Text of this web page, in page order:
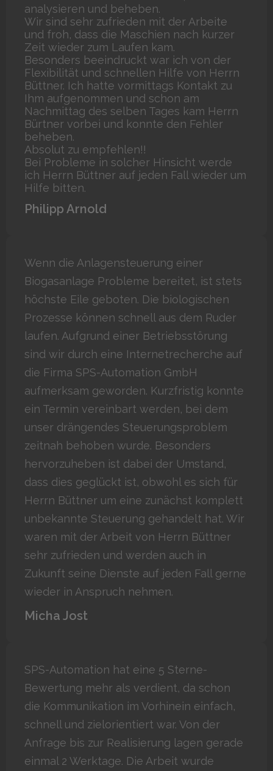
analysieren und beheben.
Wir sind sehr zufrieden mit der Arbeite
und froh, dass die Maschien nach kurzer
Zeit wieder zum Laufen kam.
Besonders beeindruckt war ich von der
Flexibilität und schnellen Hilfe von Herrn
Büttner. Ich hatte vormittags Kontakt zu
Ihm aufgenommen und schon am
Nachmittag des selben Tages kam Herrn
Bürtner vorbei und konnte den Fehler
beheben.
Absolut zu empfehlen!!
Bei Probleme in solcher Hinsicht werde
ich Herrn Büttner auf jeden Fall wieder um
Hilfe bitten.
Philipp Arnold
Wenn die Anlagensteuerung einer
Biogasanlage Probleme bereitet, ist stets
höchste Eile geboten. Die biologischen
Prozesse können schnell aus dem Ruder
laufen. Aufgrund einer Betriebsstörung
sind wir durch eine Internetrecherche auf
die Firma SPS-Automation GmbH
aufmerksam geworden. Kurzfristig konnte
ein Termin vereinbart werden, bei dem
unser drängendes Steuerungsproblem
zeitnah behoben wurde. Besonders
hervorzuheben ist dabei der Umstand,
dass dies geglückt ist, obwohl es sich für
Herrn Büttner um eine zunächst komplett
unbekannte Steuerung gehandelt hat. Wir
waren mit der Arbeit von Herrn Büttner
sehr zufrieden und werden auch in
Zukunft seine Dienste auf jeden Fall gerne
wieder in Anspruch nehmen.
Micha Jost
SPS-Automation hat eine 5 Sterne-
Bewertung mehr als verdient, da schon
die Kommunikation im Vorhinein einfach,
schnell und zielorientiert war. Von der
Anfrage bis zur Realisierung lagen gerade
einmal 2 Werktage. Die Arbeit wurde